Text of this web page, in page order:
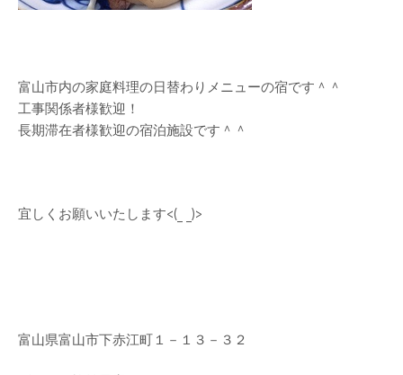
富山市内の家庭料理の日替わりメニューの宿です＾＾
工事関係者様歓迎！
長期滞在者様歓迎の宿泊施設です＾＾
宜しくお願いいたします<(_ _)>
富山県富山市下赤江町１－１３－３２